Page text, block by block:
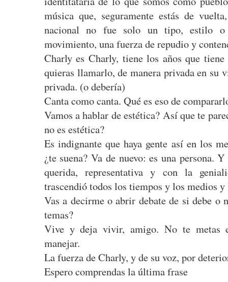
música que, seguramente estás de
nacional no fue solo un tipo, estilo o
movimiento, una fuerza de repudio y
Charly es Charly, tiene los años que
quieras llamarlo, de manera privada en su
privada. (o debería)
Canta como canta. Qué es eso de
Vamos a hablar de estética? Así que te
no es estética?
Es indignante que haya gente así en los
¿te suena? Va de nuevo: es una persona.
querida, representativa y con la
trascendió todos los tiempos y los medios
Vas a decirme o abrir debate de si debe o
temas?
Vive y deja vivir, amigo. No te metas
manejar.
La fuerza de Charly, y de su voz, por
Espero comprendas la última frase